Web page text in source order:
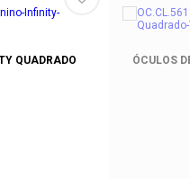
QUADRADO
ÓCULOS